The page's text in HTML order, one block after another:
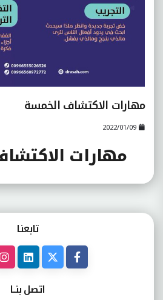
مهارات الاكتشاف الخمسة
2022/01/09
مهارات
تابعنـا
اتصل بنــا